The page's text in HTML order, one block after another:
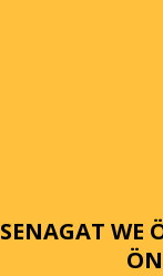
SENAGAT WE